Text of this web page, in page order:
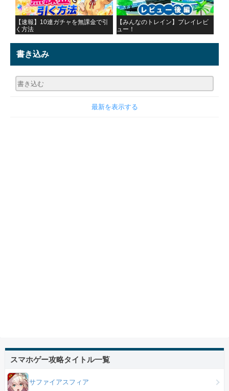
【速報】10連ガチャを無課金で引
く方法
【みんなのトレイン】プレイレビ
ュー！
書き込み
最新を表示する
スマホゲー攻略タイトル一覧
サファイアスフィア